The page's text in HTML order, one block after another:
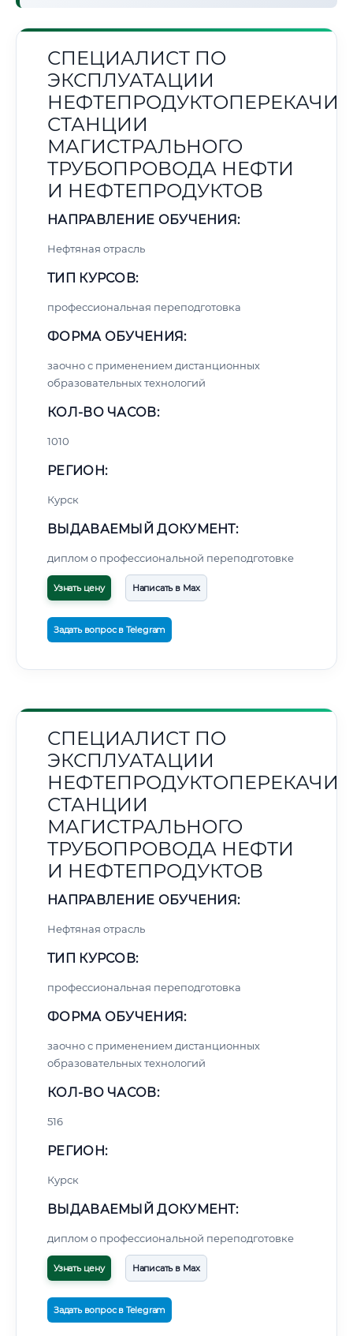
СПЕЦИАЛИСТ ПО
ЭКСПЛУАТАЦИИ
СТАНЦИИ
МАГИСТРАЛЬНОГО
ТРУБОПРОВОДА НЕФТИ
И НЕФТЕПРОДУКТОВ
НАПРАВЛЕНИЕ ОБУЧЕНИЯ:
Нефтяная отрасль
ТИП КУРСОВ:
профессиональная переподготовка
ФОРМА ОБУЧЕНИЯ:
заочно с применением дистанционных
образовательных технологий
КОЛ-ВО ЧАСОВ:
1010
РЕГИОН:
Курск
ВЫДАВАЕМЫЙ ДОКУМЕНТ:
диплом о профессиональной переподготовке
Узнать цену Написать в Max
Задать вопрос в Telegram
СПЕЦИАЛИСТ ПО
ЭКСПЛУАТАЦИИ
СТАНЦИИ
МАГИСТРАЛЬНОГО
ТРУБОПРОВОДА НЕФТИ
И НЕФТЕПРОДУКТОВ
НАПРАВЛЕНИЕ ОБУЧЕНИЯ:
Нефтяная отрасль
ТИП КУРСОВ:
профессиональная переподготовка
ФОРМА ОБУЧЕНИЯ:
заочно с применением дистанционных
образовательных технологий
КОЛ-ВО ЧАСОВ:
516
РЕГИОН:
Курск
ВЫДАВАЕМЫЙ ДОКУМЕНТ:
диплом о профессиональной переподготовке
Узнать цену Написать в Max
Задать вопрос в Telegram